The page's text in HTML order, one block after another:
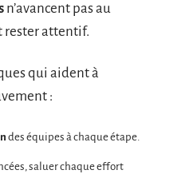
n’avancent pas au
rester attentif.
qui aident à
:
des équipes à chaque étape.
saluer chaque effort